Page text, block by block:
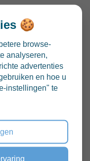
van activiteiten
🍪
browse-
analyseren,
advertenties
en hoe u
instellingen" te